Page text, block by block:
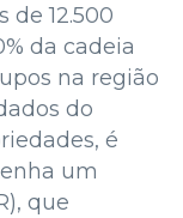
12.500
da cadeia
na região
do
é
um
que